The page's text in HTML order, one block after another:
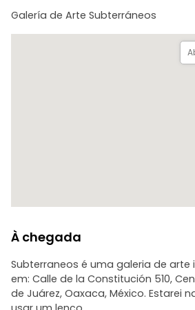
- Teatro Macedonio Alcalá - O teatro
*Bónus: Vou partilhar
e mezcal - nada de armadilhas para
Galería de Arte Subterráneos
À chegada
Subterraneos é uma galeria de arte
em: Calle de la Constitución 510,
de Juárez, Oaxaca, México. Estarei